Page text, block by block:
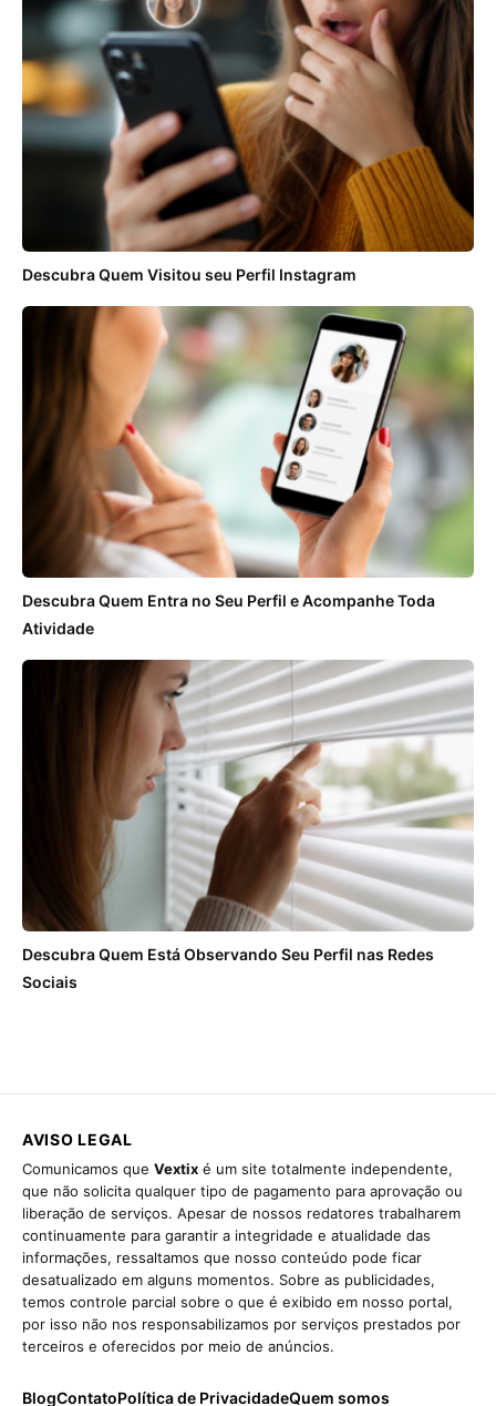
Descubra Quem Visitou seu Perfil Instagram
Descubra Quem Entra no Seu Perfil e Acompanhe Toda
Atividade
Descubra Quem Está Observando Seu Perfil nas Redes
Sociais
AVISO LEGAL
Comunicamos que Vextix é um site totalmente independente,
que não solicita qualquer tipo de pagamento para aprovação ou
liberação de serviços. Apesar de nossos redatores trabalharem
continuamente para garantir a integridade e atualidade das
informações, ressaltamos que nosso conteúdo pode ficar
desatualizado em alguns momentos. Sobre as publicidades,
temos controle parcial sobre o que é exibido em nosso portal,
por isso não nos responsabilizamos por serviços prestados por
terceiros e oferecidos por meio de anúncios.
BlogContatoPolítica de PrivacidadeQuem somos